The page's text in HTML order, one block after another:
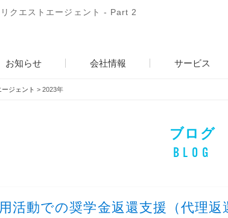
クエストエージェント - Part 2
お知らせ 会社情報 サービス
ジェント > 2023年
ブログ
BLOG
活動での奨学金返還支援（代理返